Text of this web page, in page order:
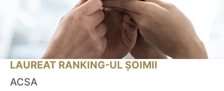
LAUREAT RANKING-UL ȘOIMII
ACSA